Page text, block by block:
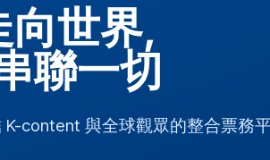
世界，
聯一切
content 與全球觀眾的整合票務平